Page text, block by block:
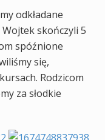
odkładane
skończyli 5
spóźnione
się,
Rodzicom
za słodkie